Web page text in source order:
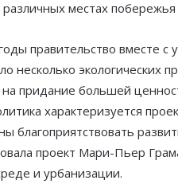
различных местах
правительство вместе
несколько экологических
придание большей
характеризуется
благоприятствовать
проект Мари-Пьер
и урбанизации.